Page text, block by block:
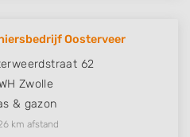
Oosterveer
62
Zwolle
& gazon
km afstand